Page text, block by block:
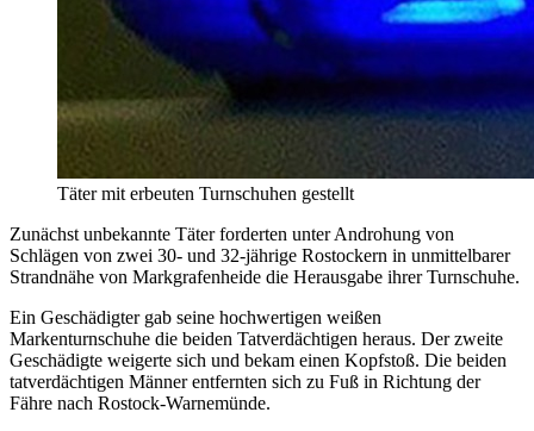
Täter mit erbeuten Turnschuhen gestellt
Zunächst unbekannte Täter forderten unter Androhung von
Schlägen von zwei 30- und 32-jährige Rostockern in unmittelbarer
Strandnähe von Markgrafenheide die Herausgabe ihrer Turnschuhe.
Ein Geschädigter gab seine hochwertigen weißen
Markenturnschuhe die beiden Tatverdächtigen heraus. Der zweite
Geschädigte weigerte sich und bekam einen Kopfstoß. Die beiden
tatverdächtigen Männer entfernten sich zu Fuß in Richtung der
Fähre nach Rostock-Warnemünde.